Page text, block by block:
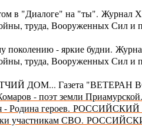
в "Диалоге" на "ты". Журнал
труда, Вооруженных
поколению - яркие будни.
труда, Вооруженных
ДОМ... Газета "ВЕТЕРАН
- поэт земли
- Родина героев. РОССИЙСКИЙ
участникам СВО.